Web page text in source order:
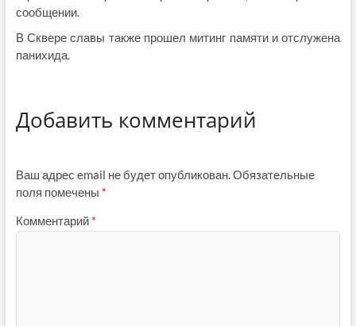
сообщении.
В Сквере славы также прошел митинг памяти и отслужена
панихида.
Добавить комментарий
Ваш адрес email не будет опубликован.Обязательные
поля помечены *
Комментарий *